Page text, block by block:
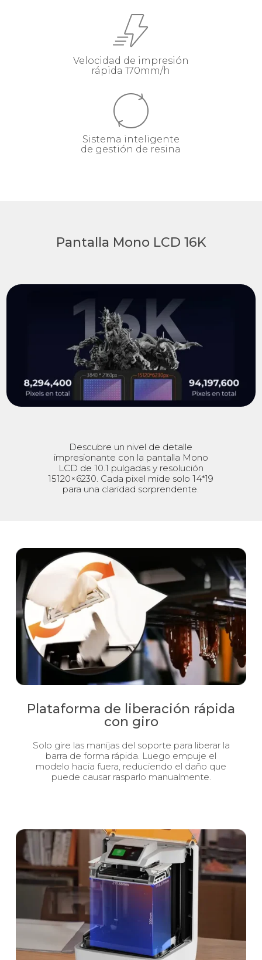
Velocidad de impresión
rápida 170mm/h
Sistema inteligente
de gestión de resina
Pantalla Mono LCD 16K
Descubre un nivel de detalle
impresionante con la pantalla Mono
LCD de 10.1 pulgadas y resolución
15120×6230. Cada pixel mide solo 14*19
para una claridad sorprendente.
Plataforma de liberación rápida
con giro
Solo gire las manijas del soporte para liberar la
barra de forma rápida. Luego empuje el
modelo hacia fuera, reduciendo el daño que
puede causar rasparlo manualmente.